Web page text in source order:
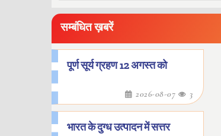
सम्बंधित ख़बरें
पूर्ण सूर्य ग्रहण 12 अगस्त को
2026-08-07 3
भारत के दुग्ध उत्पादन में सत्तर